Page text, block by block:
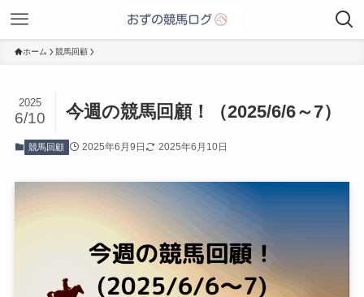
ホーム 競馬回顧
今週の競馬回顧！（2025/6/6～7）
2025
6/10
競馬回顧 2025年6月9日 2025年6月10日